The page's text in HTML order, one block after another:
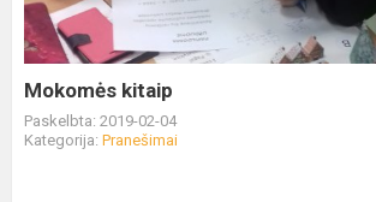
Mokomės kitaip
Paskelbta: 2019-02-04
Kategorija: Pranešimai